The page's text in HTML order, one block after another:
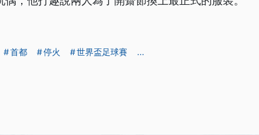
首都 停火 世界盃足球賽 ...